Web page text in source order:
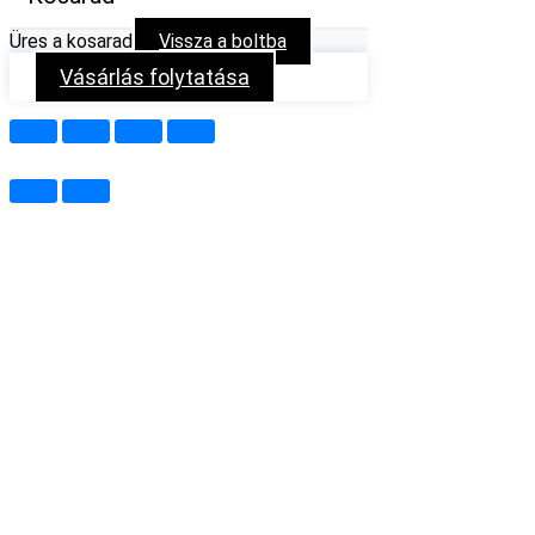
Üres a kosarad Vissza a boltba
Vásárlás folytatása